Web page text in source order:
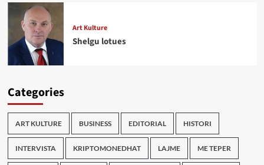
Art Kulture
Shelgu lotues
Categories
ART KULTURE BUSINESS EDITORIAL HISTORI
INTERVISTA KRIPTOMONEDHAT LAJME ME TEPER